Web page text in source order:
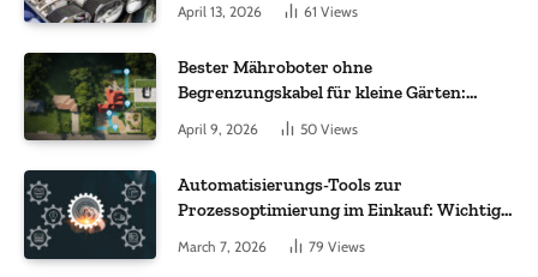
April 13, 2026 61 Views
Bester Mähroboter ohne
Begrenzungskabel für kleine Gärten:
Worauf es bei 200 bis 500 m² wirklich
ankommt
April 9, 2026 50 Views
Automatisierungs-Tools zur
Prozessoptimierung im Einkauf: Wichtige
Funktionen, auf die Sie achten sollten
March 7, 2026 79 Views